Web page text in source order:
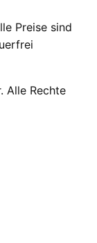
Preise sind
Alle Rechte